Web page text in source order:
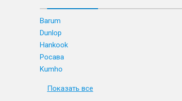
Barum
Dunlop
Hankook
Росава
Kumho
Показать все